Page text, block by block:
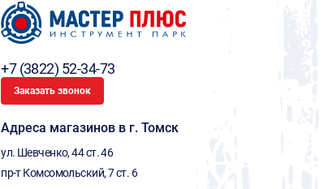
+7 (3822) 52-34-73
Заказать звонок
Адреса магазинов в г. Томск
ул. Шевченко, 44 ст. 46
пр-т Комсомольский, 7 ст. 6